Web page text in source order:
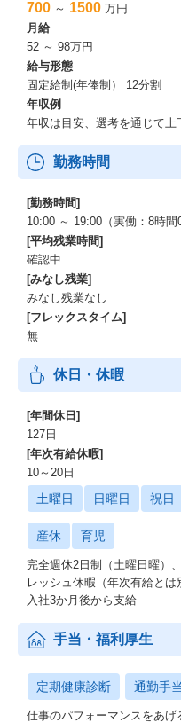
京、アメリカ、シンガポー
ました。
国内市場の拡大と共にグロー
「知見と、挑戦をつなぐ」と
まだまだ私達がやれることは
て、試行錯誤しながらプロダ
創っていきます。
大事にしている7つのバリ
ー」
◆大事にしている7つのバリ
・初めから世界を見よう <
・一流であることにこだわる
・圧倒的な一番になる < Be
・プライドはクソだ < Open
・広める努力は全員で <
・自由を自覚しているか <
・違いは強さ、共に創る <
・私たちが大切にしているミ
りたいという方は、
・カルチャーブックもぜひご
◆ビザスクの「組織カルチャ
∟経営陣・リーダー・メンバ
ムの成長を尊重する組織カル
風通しがよくオープンな
／ 年次関係なく挑戦でき
新しいサービスで世の中に
なメンバー・フラットな組
会の宝庫
700 ～ 1500 万円
月給
52 ～ 98万円
給与形態
固定給制(年俸制） 12分割
年収例
年収は目安、選考を通じて上
勤務時間
[勤務時間]
10:00 ～ 19:00（実働：8時
[平均残業時間]
確認中
[みなし残業]
みなし残業なし
[フレックスタイム]
無
休日・休暇
[年間休日]
127日
[年次有給休暇]
10～20日
土曜日 日曜日 祝日
産休 育児
完全週休2日制（土曜日曜）
レッシュ休暇（年次有給と
入社3か月後から支給
手当・福利厚生
定期健康診断 通勤手当
仕事のパフォーマンスをあ